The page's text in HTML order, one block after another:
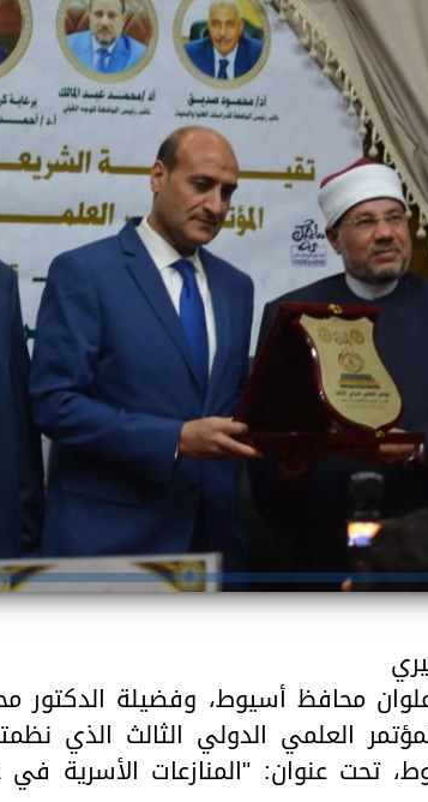
محافظ أسيوط، وفضيلة الدكتور
العلمي الدولي الثالث الذي
تحت عنوان: "المنازعات الأسرية
والحنجرة ينجح في استئصال ورم خبيث
من... جديد بمستشفيات الجامعة ...